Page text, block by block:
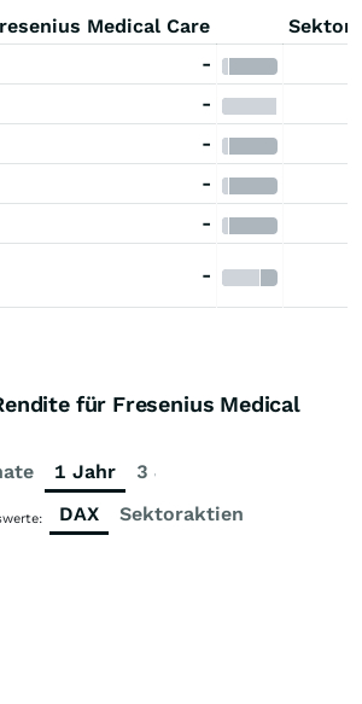
Medical Care
-
-
-
-
-
-
für Fresenius Medical
1 Jahr 3 Jahre
DAX Sektoraktien